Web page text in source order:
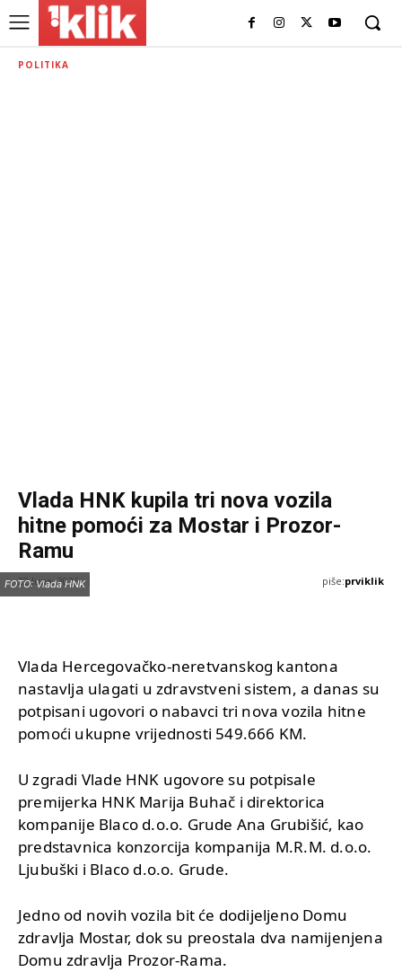
POLITIKA
Vlada HNK kupila tri nova vozila
hitne pomoći za Mostar i Prozor-
Ramu
22 Juna, 2026 piše:prviklik
FOTO: Vlada HNK
Vlada Hercegovačko-neretvanskog kantona
nastavlja ulagati u zdravstveni sistem, a danas su
potpisani ugovori o nabavci tri nova vozila hitne
pomoći ukupne vrijednosti 549.666 KM.
U zgradi Vlade HNK ugovore su potpisale
premijerka HNK Marija Buhač i direktorica
kompanije Blaco d.o.o. Grude Ana Grubišić, kao
predstavnica konzorcija kompanija M.R.M. d.o.o.
Ljubuški i Blaco d.o.o. Grude.
Jedno od novih vozila bit će dodijeljeno Domu
zdravlja Mostar, dok su preostala dva namijenjena
Domu zdravlja Prozor-Rama.